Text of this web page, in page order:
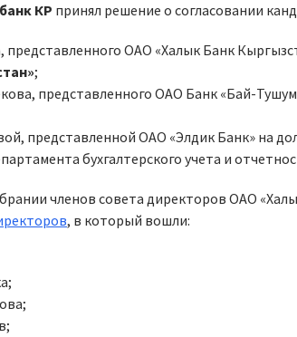
КР принял решение о согласовании
представленного ОАО «Халык Банк
;
представленного ОАО Банк «Бай-
представленной ОАО «Элдик Банк» на
бухгалтерского учета и
членов совета директоров ОАО
, в который вошли: